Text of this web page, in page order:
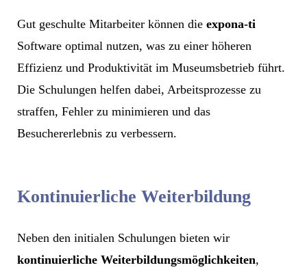
Gut geschulte Mitarbeiter können die expona-ti
Software optimal nutzen, was zu einer höheren
Effizienz und Produktivität im Museumsbetrieb führt.
Die Schulungen helfen dabei, Arbeitsprozesse zu
straffen, Fehler zu minimieren und das
Besuchererlebnis zu verbessern.
Kontinuierliche Weiterbildung
Neben den initialen Schulungen bieten wir
kontinuierliche Weiterbildungsmöglichkeiten,